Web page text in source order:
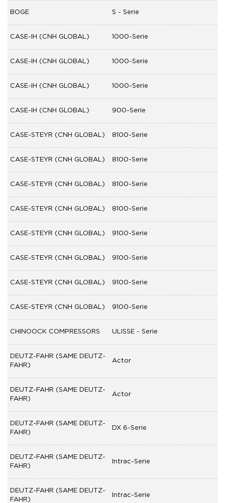
BOGE S - Serie
CASE-IH (CNH GLOBAL) 1000-Serie
CASE-IH (CNH GLOBAL) 1000-Serie
CASE-IH (CNH GLOBAL) 1000-Serie
CASE-IH (CNH GLOBAL) 900-Serie
CASE-STEYR (CNH GLOBAL) 8100-Serie
CASE-STEYR (CNH GLOBAL) 8100-Serie
CASE-STEYR (CNH GLOBAL) 8100-Serie
CASE-STEYR (CNH GLOBAL) 8100-Serie
CASE-STEYR (CNH GLOBAL) 9100-Serie
CASE-STEYR (CNH GLOBAL) 9100-Serie
CASE-STEYR (CNH GLOBAL) 9100-Serie
CASE-STEYR (CNH GLOBAL) 9100-Serie
CHINOOCK COMPRESSORS ULISSE - Serie
DEUTZ-FAHR (SAME DEUTZ-
FAHR)
Actor
DEUTZ-FAHR (SAME DEUTZ-
FAHR)
Actor
DEUTZ-FAHR (SAME DEUTZ-
FAHR)
DX 6-Serie
DEUTZ-FAHR (SAME DEUTZ-
FAHR)
Intrac-Serie
DEUTZ-FAHR (SAME DEUTZ-
FAHR)
Intrac-Serie